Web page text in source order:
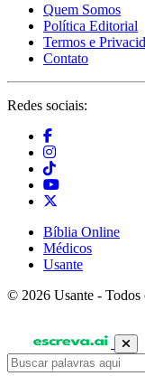
Quem Somos
Política Editorial
Termos e
Contato
Redes sociais:
Bíblia Online
Médicos
Usante
© 2026 Usante - Todos